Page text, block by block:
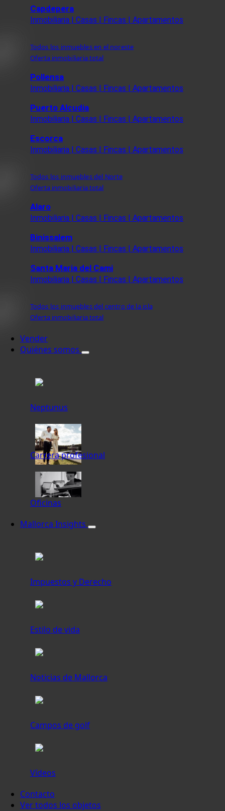
Capdepera
Inmobiliaria | Casas | Fincas | Apartamentos
Todos los inmuebles en el noreste
Oferta inmobiliaria total
Pollensa
Inmobiliaria | Casas | Fincas | Apartamentos
Puerto Alcudia
Inmobiliaria | Casas | Fincas | Apartamentos
Escorca
Inmobiliaria | Casas | Fincas | Apartamentos
Todos los inmuebles del Norte
Oferta inmobiliaria total
Alaro
Inmobiliaria | Casas | Fincas | Apartamentos
Binissalem
Inmobiliaria | Casas | Fincas | Apartamentos
Santa Maria del Cami
Inmobiliaria | Casas | Fincas | Apartamentos
Todos los inmuebles del centro de la isla
Oferta inmobiliaria total
Vender
Quiénes somos
Neptunus
Carrera profesional
Oficinas
Mallorca Insights
Impuestos y Derecho
Estilo de vida
Noticias de Mallorca
Campos de golf
Vídeos
Contacto
Ver todos los objetos